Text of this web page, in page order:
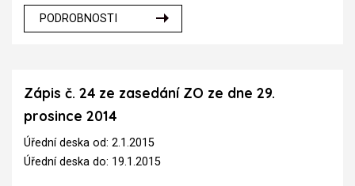
PODROBNOSTI
Zápis č. 24 ze zasedání ZO ze dne 29.
prosince 2014
Úřední deska od: 2.1.2015
Úřední deska do: 19.1.2015